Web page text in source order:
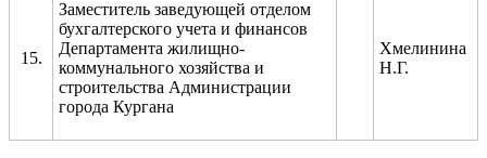
15.
Заместитель заведующей отделом
бухгалтерского учета и финансов
Департамента жилищно-
коммунального хозяйства и
строительства Администрации
города Кургана
Хмелинина
Н.Г.